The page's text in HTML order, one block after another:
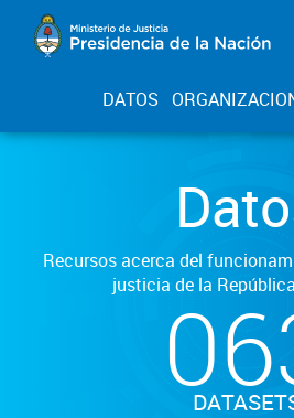
DATOS
Recursos acerca del
justicia de la